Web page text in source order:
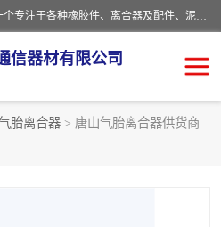
河南大林橡胶通信器材有限公司是一个专注于各种橡胶件、离合器及配件、泥浆泵及配件等产品设计制造和加工的企业。产品应用于矿山、冶金、石油、钢铁、化工、水泥、船舶、造纸、通用机械等各种大功率机械传动或制动装置。
信器材有限公司
胎离合器 > 唐山气胎离合器供货商